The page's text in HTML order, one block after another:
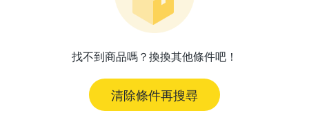
找不到商品嗎？換換其他條件吧！
清除條件再搜尋